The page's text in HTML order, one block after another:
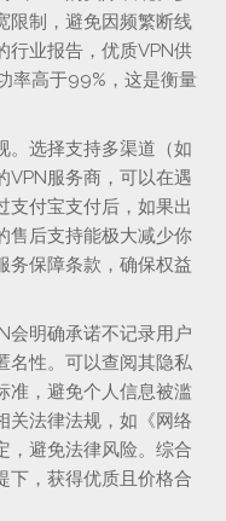
限制，避免因频繁断线
行业报告，优质VPN供
率高于99%，这是衡量
。选择支持多渠道（如
VPN服务商，可以在遇
支付宝支付后，如果出
售后支持能极大减少你
务保障条款，确保权益
会明确承诺不记录用户
名性。可以查阅其隐私
准，避免个人信息被滥
关法律法规，如《网络
，避免法律风险。综合
下，获得优质且价格合